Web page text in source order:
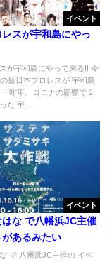
イベント
スが宇和島にやっ
が宇和島にやって来る!! 今
新日本プロレスが 宇和島
昨年、コロナの影響で２
た 宇...
イベント
な で八幡浜JC主催
あるみたい
で 八幡浜JC主催の イベ